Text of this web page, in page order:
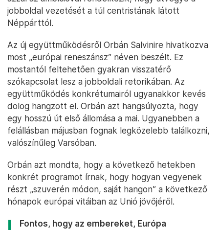
jobboldal vezetését a túl centristának látott
Néppárttól.
Az új együttműködésről Orbán Salvinire hivatkozva
most „európai reneszánsz” néven beszélt. Ez
mostantól feltehetően gyakran visszatérő
szókapcsolat lesz a jobboldali retorikában. Az
együttműködés konkrétumairól ugyanakkor kevés
dolog hangzott el. Orbán azt hangsúlyozta, hogy
egy hosszú út első állomása a mai. Ugyanebben a
felállásban májusban fognak legközelebb találkozni,
valószínűleg Varsóban.
Orbán azt mondta, hogy a következő hetekben
konkrét programot írnak, hogy hogyan vegyenek
részt „szuverén módon, saját hangon” a következő
hónapok európai vitáiban az Unió jövőjéről.
Fontos, hogy az embereket, Európa